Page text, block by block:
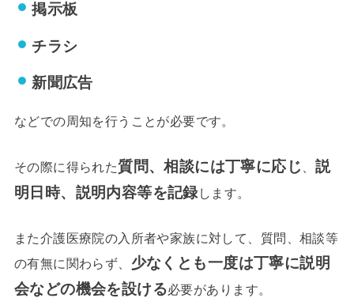
掲示板
チラシ
新聞広告
などでの周知を行うことが必要です。
その際に得られた質問、相談には丁寧に応じ
説
明日時、説明内容等を記録します。
また介護医療院の入所者や家族に対して、質問、相談等
の有無に関わらず、 少なくとも一度は丁寧に説明
会などの機会を設ける必要があります。